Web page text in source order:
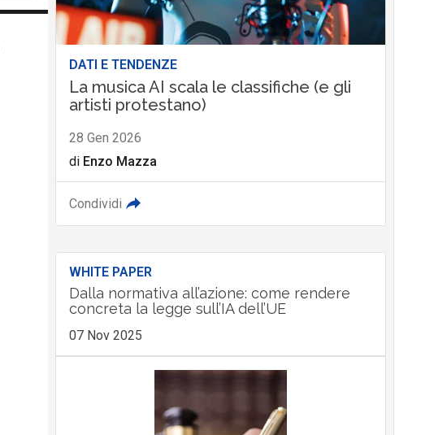
DATI E TENDENZE
La musica AI scala le classifiche (e gli
artisti protestano)
28 Gen 2026
di Enzo Mazza
Condividi
WHITE PAPER
Dalla normativa all’azione: come rendere
concreta la legge sull’IA dell’UE
07 Nov 2025